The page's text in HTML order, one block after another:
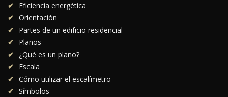
Eficiencia energética
Orientación
Partes de un edificio residencial
Planos
¿Qué es un plano?
Escala
Cómo utilizar el escalímetro
Símbolos